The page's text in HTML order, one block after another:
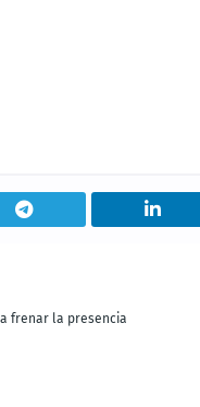
frenar la presencia